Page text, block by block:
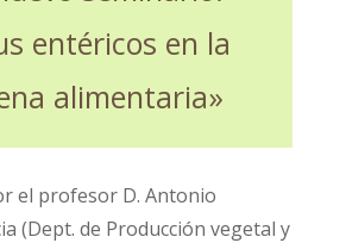
entéricos en la
alimentaria»
el profesor D. Antonio
(Dept. de Producción vegetal y